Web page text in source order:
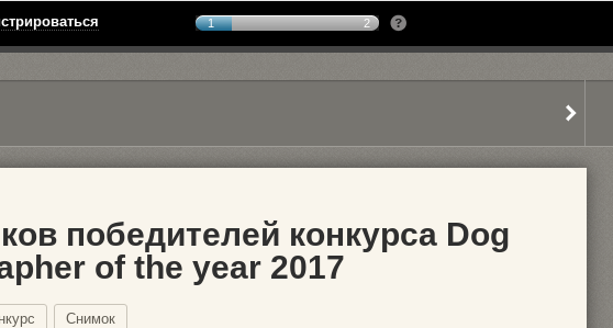
1 2
победителей конкурса Dog
of the year 2017
Снимок